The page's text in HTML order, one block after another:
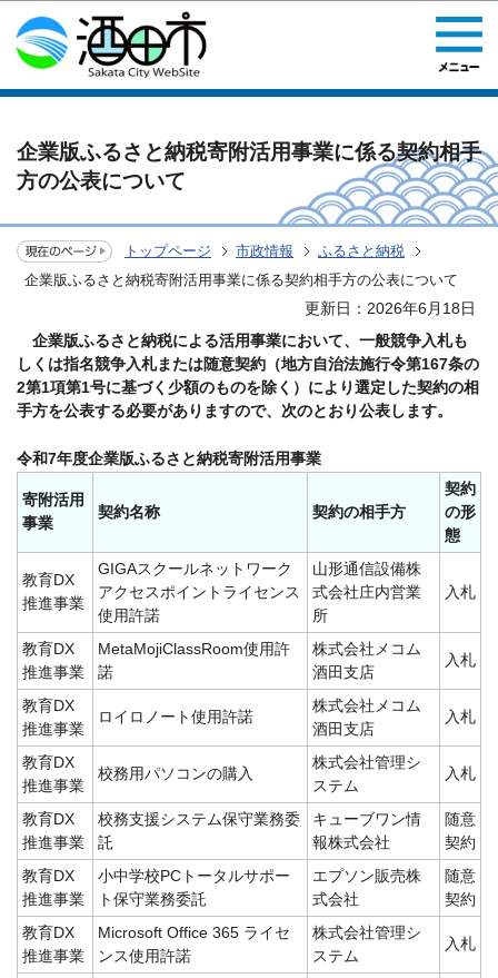
このページの本文へ移動
企業版ふるさと納税寄附活用事業に係る契約相手
方の公表について
トップページ 市政情報
ふるさと納税
企業版ふるさと納税寄附活用事業に係る契約相手方の公表について
更新日：2026年6月18日
企業版ふるさと納税による活用事業において、一般競争入札も
しくは指名競争入札または随意契約（地方自治法施行令第167条の
2第1項第1号に基づく少額のものを除く）により選定した契約の相
手方を公表する必要がありますので、次のとおり公表します。
令和7年度企業版ふるさと納税寄附活用事業
寄附活用
事業
契約名称 契約の相手方
契約
の形
態
教育DX
推進事業
GIGAスクールネットワーク
アクセスポイントライセンス
使用許諾
山形通信設備株
式会社庄内営業
所
入札
教育DX
推進事業
MetaMojiClassRoom使用許
諾
株式会社メコム
酒田支店
入札
教育DX
推進事業
ロイロノート使用許諾
株式会社メコム
酒田支店
入札
教育DX
推進事業
校務用パソコンの購入
株式会社管理シ
ステム
入札
教育DX
推進事業
校務支援システム保守業務委
託
キューブワン情
報株式会社
随意
契約
教育DX
推進事業
小中学校PCトータルサポー
ト保守業務委託
エプソン販売株
式会社
随意
契約
教育DX
推進事業
Microsoft Office 365 ライセ
ンス使用許諾
株式会社管理シ
ステム
入札